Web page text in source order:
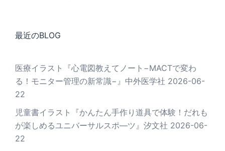
最近のBLOG
医療イラスト『心電図教えてノート−MACTで変わ
る！モニター管理の新常識−』中外医学社 2026-06-
22
児童書イラスト『かんたん手作り道具で体験！だれも
が楽しめるユニバーサルスポ―ツ』汐文社 2026-06-
22